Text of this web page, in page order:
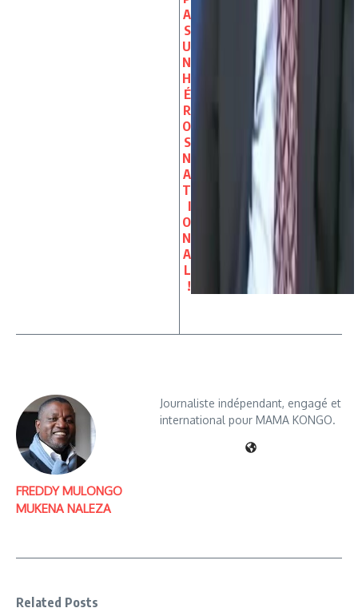
A
S
U
N
H
É
R
O
S
N
A
T
I
O
N
A
L
!
FREDDY MULONGO
MUKENA NALEZA
Journaliste indépendant, engagé et
international pour MAMA KONGO.
Related Posts